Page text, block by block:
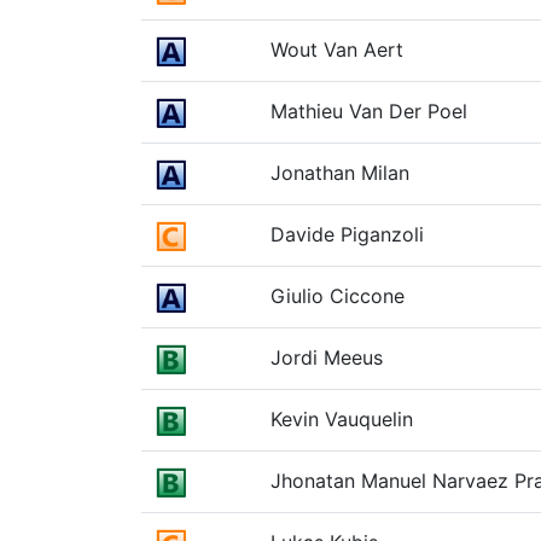
Wout Van Aert
Mathieu Van Der Poel
Jonathan Milan
Davide Piganzoli
Giulio Ciccone
Jordi Meeus
Kevin Vauquelin
Jhonatan Manuel Narvaez